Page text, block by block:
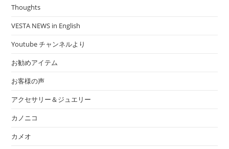
Thoughts
VESTA NEWS in English
Youtube チャンネルより
お勧めアイテム
お客様の声
アクセサリー＆ジュエリー
カノニコ
カメオ